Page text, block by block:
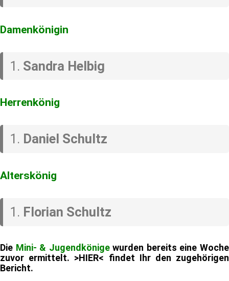
Damenkönigin
Sandra Helbig
Herrenkönig
Daniel Schultz
Alterskönig
Florian Schultz
Die Mini- & Jugendkönigewurden bereits eine Woche
zuvor ermittelt. >HIER< findet Ihr den zugehörigen
Bericht.